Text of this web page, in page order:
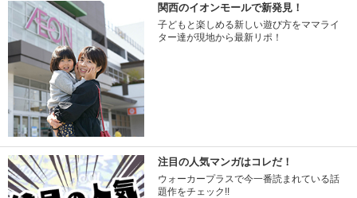
関西のイオンモールで新発見！
子どもと楽しめる新しい遊び方をママライ
ター達が現地から最新リポ！
注目の人気マンガはコレだ！
ウォーカープラスで今一番読まれている話
題作をチェック!!